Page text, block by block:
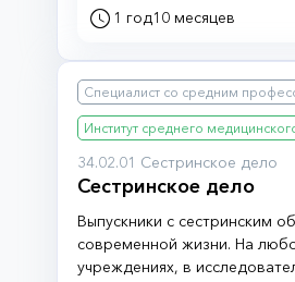
1 год10 месяцев
Специалист со средним
Институт среднего
34.02.01 Сестринское дело
Сестринское дело
Выпускники с сестринским
современной жизни. На
учреждениях, в